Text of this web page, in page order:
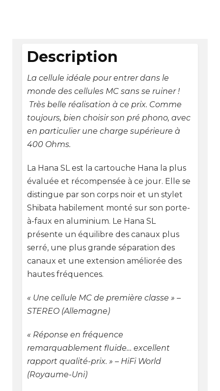
Description
La cellule idéale pour entrer dans le
monde des cellules MC sans se ruiner !
Très belle réalisation à ce prix. Comme
toujours, bien choisir son pré phono, avec
en particulier une charge supérieure à
400 Ohms.
La Hana SL est la cartouche Hana la plus
évaluée et récompensée à ce jour. Elle se
distingue par son corps noir et un stylet
Shibata habilement monté sur son porte-
à-faux en aluminium. Le Hana SL
présente un équilibre des canaux plus
serré, une plus grande séparation des
canaux et une extension améliorée des
hautes fréquences.
« Une cellule MC de première classe » –
STEREO (Allemagne)
« Réponse en fréquence
remarquablement fluide… excellent
rapport qualité-prix. » – HiFi World
(Royaume-Uni)